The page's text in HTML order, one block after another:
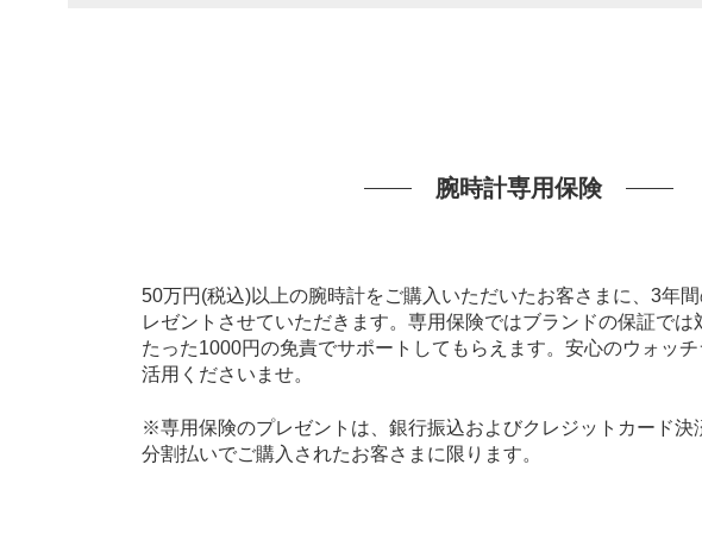
腕時計専用保険
50万円(税込)以上の腕時計をご購入いただいたお客さまに、3年
レゼントさせていただきます。専用保険ではブランドの保証では
たった1000円の免責でサポートしてもらえます。安心のウォッ
活用くださいませ。
※専用保険のプレゼントは、銀行振込およびクレジットカード決
分割払いでご購入されたお客さまに限ります。